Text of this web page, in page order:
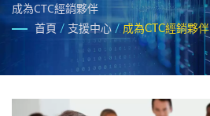
成為CTC經銷夥伴
首頁 / 支援中心 / 成為CTC經銷夥伴